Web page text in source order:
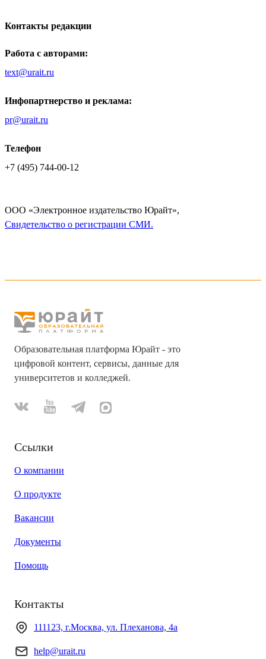
Контакты редакции
Работа с авторами:
text@urait.ru
Инфопартнерство и реклама:
pr@urait.ru
Телефон
+7 (495) 744-00-12
ООО «Электронное издательство Юрайт»,
Cвидетельство о регистрации СМИ.
Образовательная платформа Юрайт - это
цифровой контент, сервисы, данные для
университетов и колледжей.
Ссылки
О компании
О продукте
Вакансии
Документы
Помощь
Контакты
111123, г.Москва, ул. Плеханова, 4а
help@urait.ru